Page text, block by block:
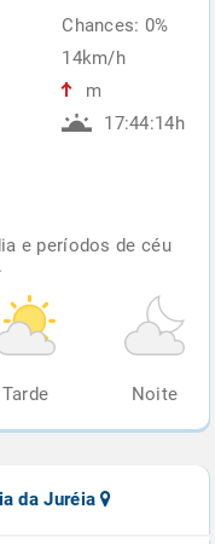
Chances: 0%
14km/h
m
17:44:14h
e períodos de céu
Tarde Noite
da Juréia